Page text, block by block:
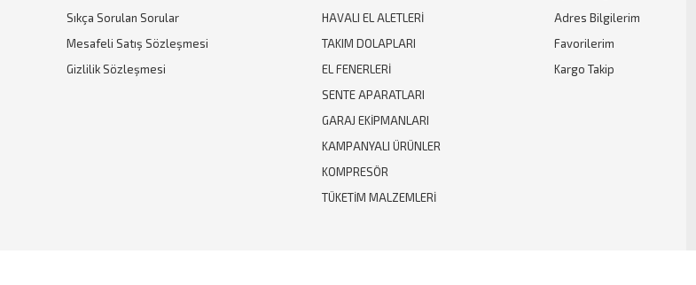
Sıkça Sorulan Sorular
Mesafeli Satış Sözleşmesi
Gizlilik Sözleşmesi
HAVALI EL ALETLERİ
TAKIM DOLAPLARI
EL FENERLERİ
SENTE APARATLARI
GARAJ EKİPMANLARI
KAMPANYALI ÜRÜNLER
KOMPRESÖR
TÜKETİM MALZEMLERİ
Adres Bilgilerim
Favorilerim
Kargo Takip